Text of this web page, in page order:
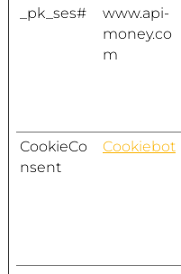
_pk_ses#
www.api-
money.co
m
CookieCo
nsent
Cookiebot